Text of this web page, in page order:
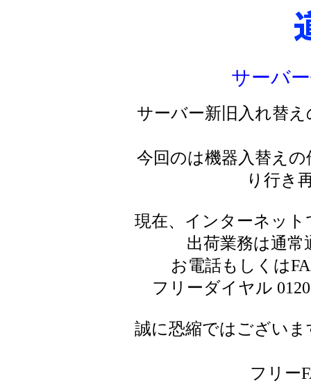
サーバ
サーバー新旧入れ替
今回のは機器入替え
り行き
現在、インターネッ
出荷業務は通
お電話もしくは
フリーダイヤル
誠に恐縮ではござい
フリー